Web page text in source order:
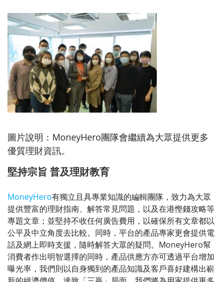
圖片說明：MoneyHero團隊會繼續為大眾提供更多
優質理財資訊。
堅持宗旨 普及理財教育
MoneyHero有獨立且具專業知識的編輯團隊，致力為大眾
提供豐富的理財指南、解答常見問題，以及在港慳錢攻略等
專題文章；並堅持不收任何廣告費用，以確保所有文章都以
公平及中立角度去比較。同時，平台的產品專家更會提供電
話及網上即時支援，隨時解答大眾的疑問。MoneyHero幫
消費者作出明智選擇的同時，產品供應方亦可透過平台增加
曝光率，我們則以自身獨到的產品知識及客戶喜好建構出嶄